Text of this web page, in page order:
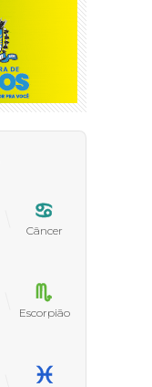
Câncer
Escorpião